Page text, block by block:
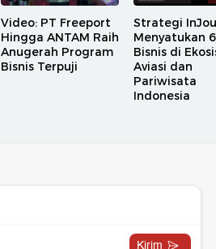
Video: PT Freeport
Hingga ANTAM Raih
Anugerah Program
Bisnis Terpuji
Strategi
Menyatukan
Bisnis di
Aviasi dan
Pariwisata
Indonesia